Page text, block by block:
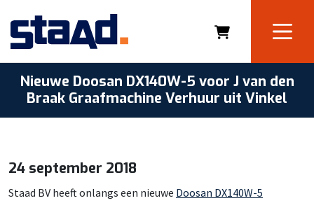
Nieuwe Doosan DX140W-5 voor J van den
Braak Graafmachine Verhuur uit Vinkel
24 september 2018
Staad BV heeft onlangs een nieuwe Doosan DX140W-5